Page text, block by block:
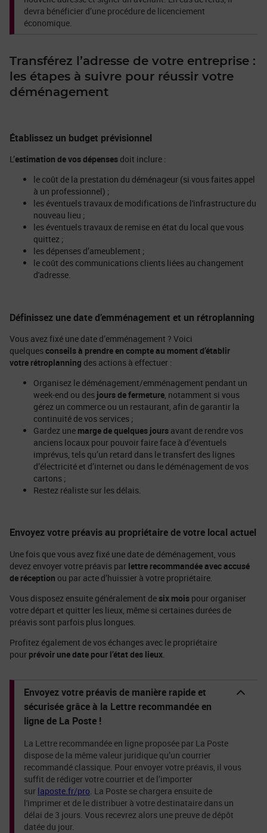
devra bénéficier d’une procédure de licenciement
économique.
Transférez l’adresse de votre entreprise :
les étapes à suivre pour réussir votre
déménagement
Établissez un budget prévisionnel
L’estimation de vos dépenses doit inclure :
le coût de la prestation du déménageur (si vous faites appel
à un professionnel) ;
les éventuels travaux de modifications de l'infrastructure du
nouveau lieu ;
les éventuels travaux de remise en état du local que vous
quittez ;
les dépenses d’ameublement ;
le coût des communications clients liées au changement
d'adresse.
Définissez une date d’emménagement et un rétroplanning
Vous avez fixé une date d’emménagement ? Voici
quelquesconseils à prendre en compte au moment d’établir
votre rétroplanning des actions à effectuer :
Organisez le déménagement/emménagement pendant un
week-end ou des jours de fermeture, notamment si vous
gérez un commerce ou un restaurant, afin de garantir la
continuité de vos services ;
Gardez une marge de quelques jours avant de rendre vos
anciens locaux pour pouvoir faire face à d’éventuels
imprévus, tels qu’un retard dans le transfert des lignes
d’électricité et d’internet ou dans le déménagement de vos
cartons ;
Restez réaliste sur les délais.
Envoyez votre préavis au propriétaire de votre local actuel
Une fois que vous avez fixé une date de déménagement, vous
devez envoyer votre préavis par lettre recommandée avec accusé
de réception ou par acte d’huissier à votre propriétaire.
Vous disposez ensuite généralement desix mois pour organiser
votre départ et quitter les lieux, même si certaines durées de
préavis sont parfois plus longues.
Profitez également de vos échanges avec le propriétaire
pour prévoir une date pour l’état des lieux
Envoyez votre préavis de manière rapide et
sécurisée grâce à la Lettre recommandée en
ligne de La Poste !
La Lettre recommandée en ligne proposée par La Poste
dispose de la même valeur juridique qu’un courrier
recommandé classique. Pour envoyer votre préavis, il vous
suffit de rédiger votre courrier et de l’importer
sur laposte.fr/pro . La Poste se chargera ensuite de
l'imprimer et de le distribuer à votre destinataire dans un
délai de 3 jours. Vous recevrez alors une preuve de dépôt
datée du jour.